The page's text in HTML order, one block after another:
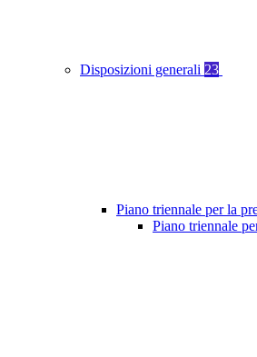
Disposizioni generali 23
Piano triennale per la
Piano triennale